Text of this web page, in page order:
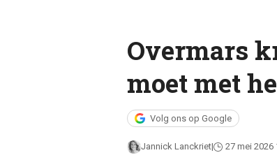
Overmars
moet met
Volg ons op Google
Jannick Lanckriet 27 mei 2026